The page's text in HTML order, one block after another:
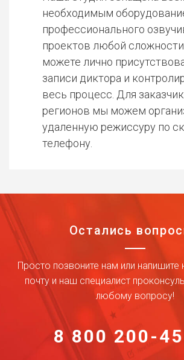
необходимым
профессионального
проектов любой
можете лично
записи диктора и
весь процесс. Для
регионов мы можем
удаленную режиссуру по
телефону.
Остались
Просто позвоните нам или напишите
почту и наш специалист
любому вопросу!
8 800 200-